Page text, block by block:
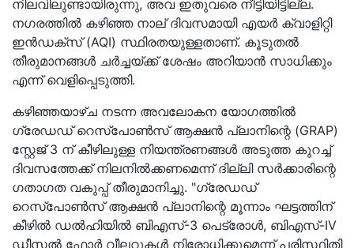
നിലവിലുണ്ടായിരുന്നു, അവ ഇതുവരെ നീട്ടിയിട്ടില്ല.
നഗരത്തിൽ കഴിഞ്ഞ നാല് ദിവസമായി എയർ ക്വാളിറ്റി
ഇൻഡക്സ് (AQI) സ്ഥിരതയുള്ളതാണ്. കൂടുതൽ
തീരുമാനങ്ങൾ ചർച്ചയ്ക്ക് ശേഷം അറിയാൻ സാധിക്കും
എന്ന് വെളിപ്പെടുത്തി.
കഴിഞ്ഞയാഴ്ച നടന്ന അവലോകന യോഗത്തിൽ
ഗ്രേഡഡ് റെസ്‌പോൺസ് ആക്ഷൻ പ്ലാനിന്റെ (GRAP)
സ്റ്റേജ് 3 ന് കീഴിലുള്ള നിയന്ത്രണങ്ങൾ അടുത്ത കുറച്ച്
ദിവസത്തേക്ക് നിലനിൽക്കണമെന്ന് ദില്ലി സർക്കാരിന്റെ
ഗതാഗത വകുപ്പ് തീരുമാനിച്ചു. "ഗ്രേഡഡ്
റെസ്‌പോൺസ് ആക്ഷൻ പ്ലാനിന്റെ മൂന്നാം ഘട്ടത്തിന്
കീഴിൽ ഡൽഹിയിൽ ബിഎസ്-3 പെട്രോൾ, ബിഎസ്-IV
ഡീസൽ ഫോർ വീലറുകൾ നിരോധിക്കുമെന്ന് പരിസ്ഥിതി